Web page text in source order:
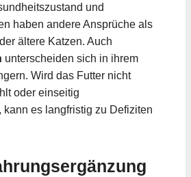
und
haben andere Ansprüche als
ältere Katzen. Auch
unterscheiden sich in ihrem
Wird das Futter nicht
oder einseitig
kann es langfristig zu Defiziten